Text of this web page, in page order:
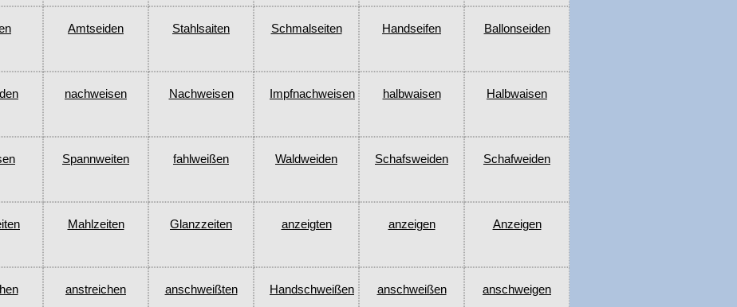
Amtseiden Stahlsaiten Schmalseiten Handseifen Ballonseiden
nachweisen Nachweisen Impfnachweisen halbwaisen Halbwaisen
Spannweiten fahlweißen Waldweiden Schafsweiden Schafweiden
Mahlzeiten Glanzzeiten anzeigten anzeigen Anzeigen
anstreichen anschweißten Handschweißen anschweißen anschweigen